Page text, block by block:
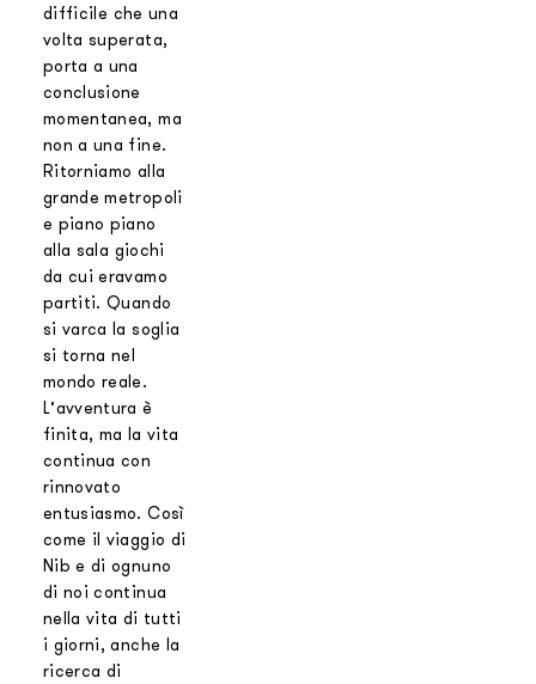
difficile che una
volta superata,
porta a una
conclusione
momentanea, ma
non a una fine.
Ritorniamo alla
grande metropoli
e piano piano
alla sala giochi
da cui eravamo
partiti. Quando
si varca la soglia
si torna nel
mondo reale.
L’avventura è
finita, ma la vita
continua con
rinnovato
entusiasmo. Così
come il viaggio di
Nib e di ognuno
di noi continua
nella vita di tutti
i giorni, anche la
ricerca di